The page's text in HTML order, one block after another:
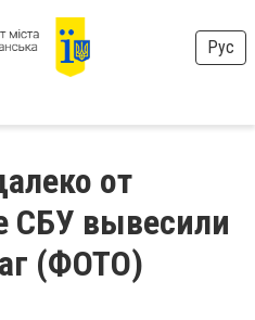
Рус
от
СБУ вывесили
(ФОТО)